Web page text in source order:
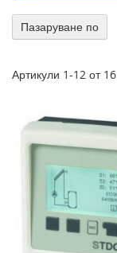
Артикули 1-12 от 16
Пазаруване по